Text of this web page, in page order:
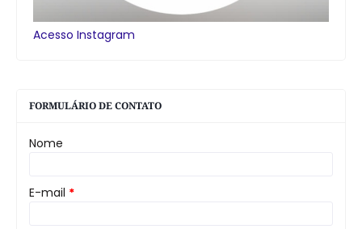
Acesso Instagram
FORMULÁRIO DE CONTATO
Nome
E-mail *